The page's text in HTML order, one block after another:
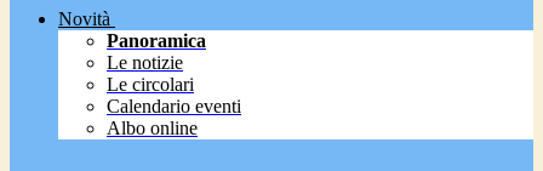
Novità
Panoramica
Le notizie
Le circolari
Calendario eventi
Albo online